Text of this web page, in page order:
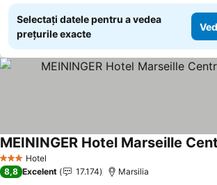
Selectați datele pentru a vedea
prețurile exacte
3 SteleHotel
MEININGER Hotel Marseille
8,8 Excelent 17.174 Marsilia